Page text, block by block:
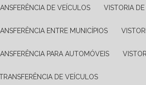
DE VEÍCULOS VISTORIA
ENTRE MUNICÍPIOS
PARA AUTOMÓVEIS
TRANSFERÊNCIA DE VEÍCULOS